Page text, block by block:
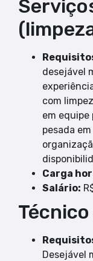
desejável
com
em
pesada
Carga
Salário:
Desejável